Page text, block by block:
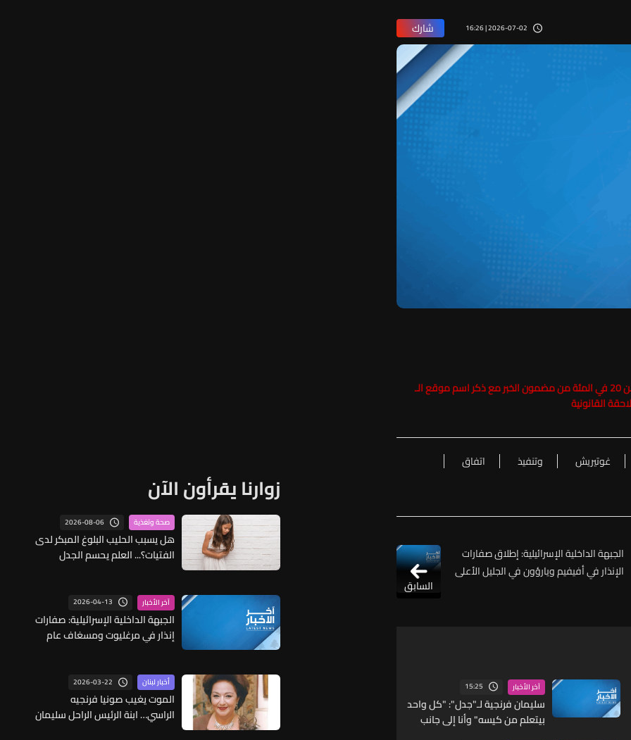
2026-07-02 | 16:26 شارك
حفاظاً على حقوق الملكية الفكرية يرجى عدم نسخ ما يزيد عن 20 في المئة من مضمون الخبر مع ذكر اسم موقع الـ
غوتيريش وتنفيذ
اتفاق
الجبهة الداخلية الإسرائيلية: إطلاق صفارات
الإنذار في أفيفيم ويارؤون في الجليل الأعلى
السابق
آخر الأخبار 15:25
سليمان فرنجية لـ"جدل": "كل واحد
بيتعلم من كيسه" وأنا إلى جانب
زوارنا يقرأون الآن
صحة وتغذية 2026-08-06
هل يسبب الحليب البلوغ المبكر لدى
الفتيات؟... العلم يحسم الجدل
آخر الأخبار 2026-04-13
الجبهة الداخلية الإسرائيلية: صفارات
إنذار في مرغليوت ومسغاف عام
أخبار لبنان 2026-03-22
الموت يغيب صونيا فرنجيه
الراسي… ابنة الرئيس الراحل سليمان